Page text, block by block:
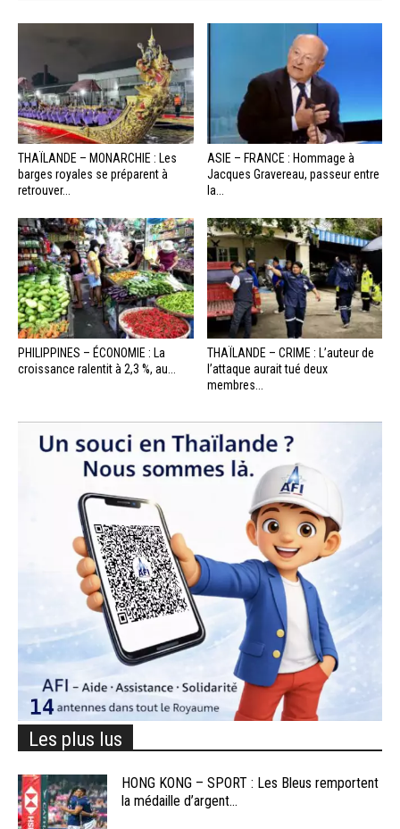
THAÏLANDE – MONARCHIE : Les
barges royales se préparent à
retrouver...
ASIE – FRANCE : Hommage à
Jacques Gravereau, passeur entre
la...
PHILIPPINES – ÉCONOMIE : La
croissance ralentit à 2,3 %, au...
THAÏLANDE – CRIME : L’auteur de
l’attaque aurait tué deux
membres...
Les plus lus
HONG KONG – SPORT : Les Bleus remportent
la médaille d’argent...